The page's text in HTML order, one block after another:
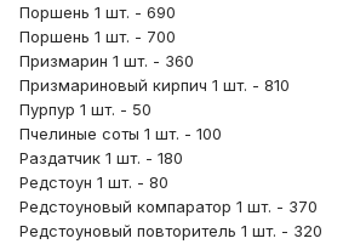
Поршень 1 шт. - 690
Поршень 1 шт. - 700
Призмарин 1 шт. - 360
Призмариновый кирпич 1 шт. - 810
Пурпур 1 шт. - 50
Пчелиные соты 1 шт. - 100
Раздатчик 1 шт. - 180
Редстоун 1 шт. - 80
Редстоуновый компаратор 1 шт. - 370
Редстоуновый повторитель 1 шт. - 320